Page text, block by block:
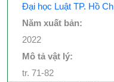
Đại học Luật TP. Hồ
Năm xuất bản:
2022
Mô tả vật lý:
tr. 71-82